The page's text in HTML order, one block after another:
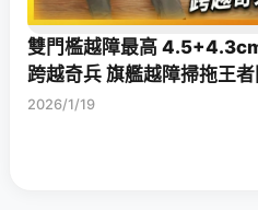
雙門檻越障最高
跨越奇兵 旗艦越障掃拖王
2026/1/19